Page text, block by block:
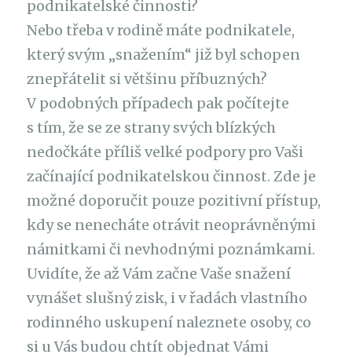
podnikatelské činnosti?
Nebo třeba v rodině máte podnikatele,
který svým „snažením“ již byl schopen
znepřátelit si většinu příbuzných?
V podobných případech pak počítejte
s tím, že se ze strany svých blízkých
nedočkáte příliš velké podpory pro Vaši
začínající podnikatelskou činnost. Zde je
možné doporučit pouze pozitivní přístup,
kdy se nenecháte otrávit neoprávněnými
námitkami či nevhodnými poznámkami.
Uvidíte, že až Vám začne Vaše snažení
vynášet slušný zisk, i v řadách vlastního
rodinného uskupení naleznete osoby, co
si u Vás budou chtít objednat Vámi